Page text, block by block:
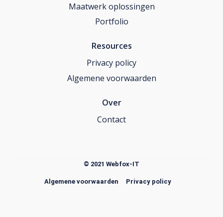
Maatwerk oplossingen
Portfolio
Resources
Privacy policy
Algemene voorwaarden
Over
Contact
© 2021 Webfox-IT
Algemene voorwaarden Privacy policy